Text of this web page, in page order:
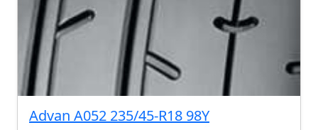
Advan A052 235/45-R18 98Y